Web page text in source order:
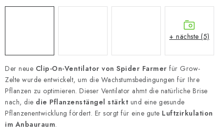
Der neue Clip-On-Ventilator von Spider Farmer für Grow-
Zelte wurde entwickelt, um die Wachstumsbedingungen für Ihre
Pflanzen zu optimieren. Dieser Ventilator ahmt die natürliche Brise
nach, die die Pflanzenstängel stärkt und eine gesunde
Pflanzenentwicklung fördert. Er sorgt für eine gute Luftzirkulation
im Anbauraum.
+ nächste (5)